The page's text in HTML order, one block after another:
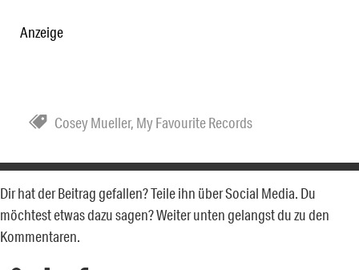
Anzeige
Cosey Mueller, My Favourite Records
Dir hat der Beitrag gefallen? Teile ihn über Social Media. Du
möchtest etwas dazu sagen? Weiter unten gelangst du zu den
Kommentaren.